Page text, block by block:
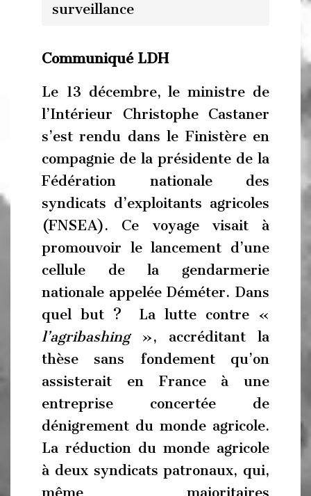
surveillance
Communiqué LDH
Le 13 décembre, le ministre de
l’Intérieur Christophe Castaner
s’est rendu dans le Finistère en
compagnie de la présidente de la
Fédération nationale des
syndicats d’exploitants agricoles
(FNSEA). Ce voyage visait à
promouvoir le lancement d’une
cellule de la gendarmerie
nationale appelée Déméter. Dans
quel but ? La lutte contre «
l’agribashing», accréditant la
thèse sans fondement qu’on
assisterait en France à une
entreprise concertée de
dénigrement du monde agricole.
La réduction du monde agricole
à deux syndicats patronaux, qui,
même majoritaires